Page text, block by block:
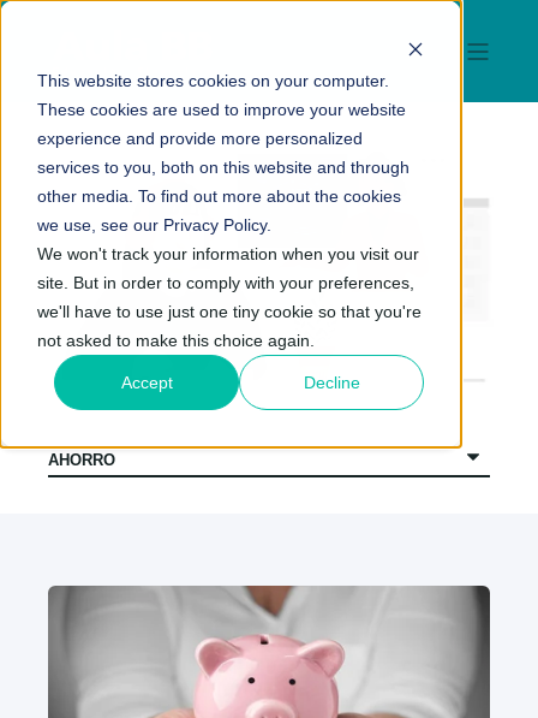
This website stores cookies on your computer.
These cookies are used to improve your website
experience and provide more personalized
services to you, both on this website and through
other media. To find out more about the cookies
we use, see our Privacy Policy.
We won't track your information when you visit our
site. But in order to comply with your preferences,
we'll have to use just one tiny cookie so that you're
not asked to make this choice again.
Accept Decline